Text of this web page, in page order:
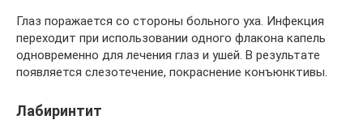
Глаз поражается со стороны больного уха. Инфекция
переходит при использовании одного флакона капель
одновременно для лечения глаз и ушей. В результате
появляется слезотечение, покраснение конъюнктивы.
Лабиринтит